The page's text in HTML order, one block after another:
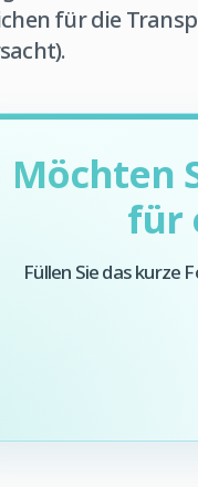
für die
Möchten
für
Füllen Sie das kurze